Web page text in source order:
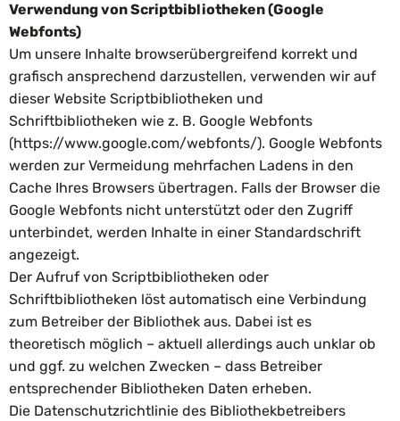
Verwendung von Scriptbibliotheken (Google
Webfonts)
Um unsere Inhalte browserübergreifend korrekt und
grafisch ansprechend darzustellen, verwenden wir auf
dieser Website Scriptbibliotheken und
Schriftbibliotheken wie z. B. Google Webfonts
(https://www.google.com/webfonts/). Google Webfonts
werden zur Vermeidung mehrfachen Ladens in den
Cache Ihres Browsers übertragen. Falls der Browser die
Google Webfonts nicht unterstützt oder den Zugriff
unterbindet, werden Inhalte in einer Standardschrift
angezeigt.
Der Aufruf von Scriptbibliotheken oder
Schriftbibliotheken löst automatisch eine Verbindung
zum Betreiber der Bibliothek aus. Dabei ist es
theoretisch möglich – aktuell allerdings auch unklar ob
und ggf. zu welchen Zwecken – dass Betreiber
entsprechender Bibliotheken Daten erheben.
Die Datenschutzrichtlinie des Bibliothekbetreibers